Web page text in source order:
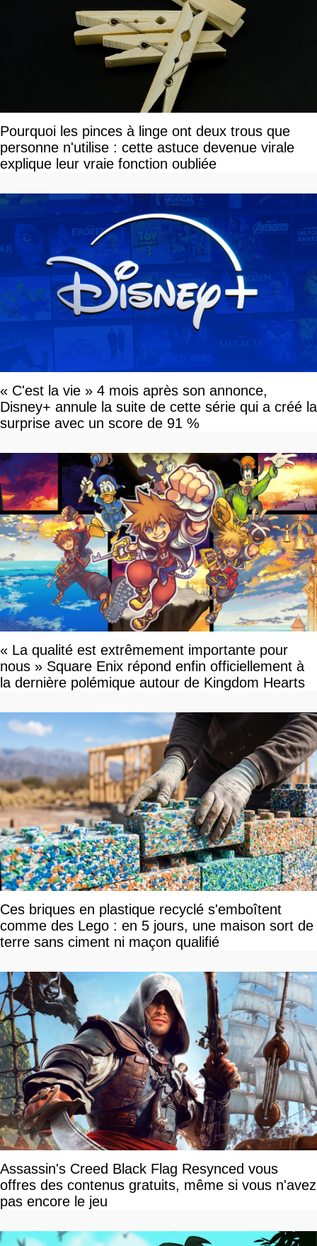
Pourquoi les pinces à linge ont deux trous que
personne n'utilise : cette astuce devenue virale
explique leur vraie fonction oubliée
« C'est la vie » 4 mois après son annonce,
Disney+ annule la suite de cette série qui a créé la
surprise avec un score de 91 %
« La qualité est extrêmement importante pour
nous » Square Enix répond enfin officiellement à
la dernière polémique autour de Kingdom Hearts
Ces briques en plastique recyclé s'emboîtent
comme des Lego : en 5 jours, une maison sort de
terre sans ciment ni maçon qualifié
Assassin's Creed Black Flag Resynced vous
offres des contenus gratuits, même si vous n'avez
pas encore le jeu